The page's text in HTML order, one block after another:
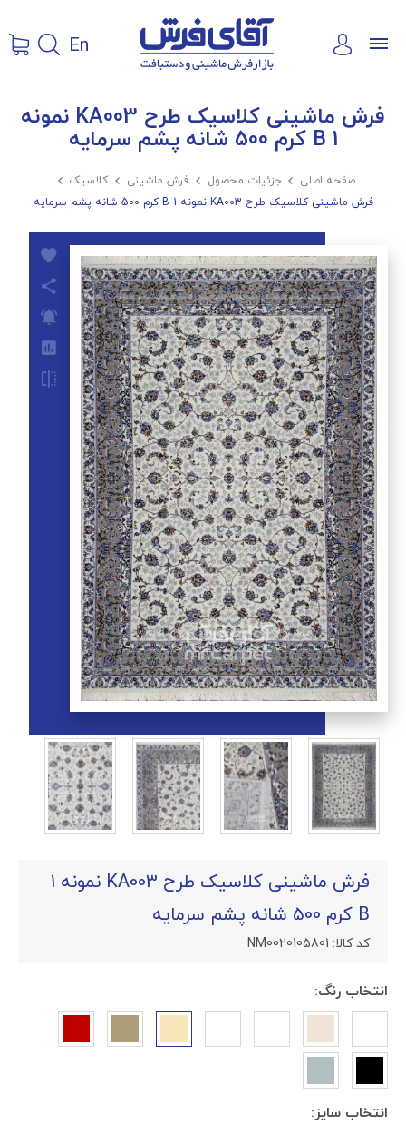
En
فرش ماشینی کلاسیک طرح KA003 نمونه
1 B کرم 500 شانه پشم سرمایه
صفحه اصلی  جزئیات محصول  فرش ماشینی  کلاسیک 
فرش ماشینی کلاسیک طرح KA003 نمونه 1 B کرم 500 شانه پشم سرمایه
فرش ماشینی کلاسیک طرح KA003 نمونه 1
B کرم 500 شانه پشم سرمایه
کد کالا: NM0020105801
انتخاب رنگ:
انتخاب سایز: